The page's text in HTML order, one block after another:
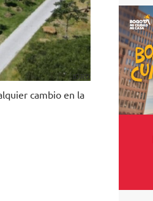
IDRD
cambio en la